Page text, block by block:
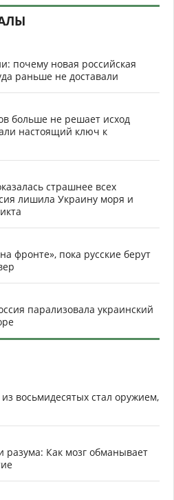
почему новая российская
раньше не доставали
больше не решает исход
настоящий ключ к
страшнее всех
лишила Украину моря и
фронте», пока русские берут
парализовала украинский
восьмидесятых стал оружием,
разума: Как мозг обманывает